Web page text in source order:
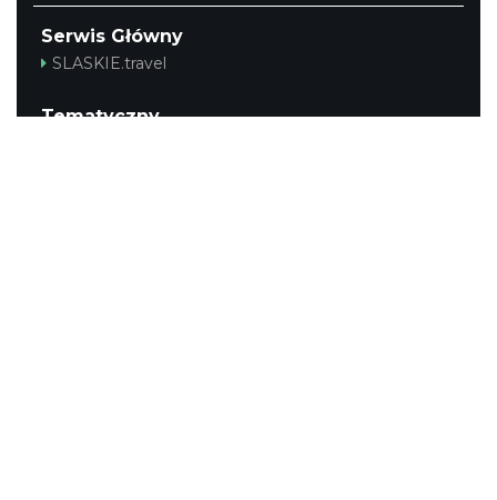
Serwis Główny
SLASKIE.travel
Tematyczny